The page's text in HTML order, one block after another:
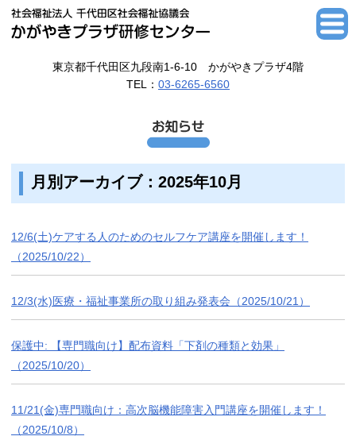
東京都千代田区九段南1-6-10 かがやきプラザ4階
TEL： 03-6265-6560
月別アーカイブ：2025年10月
12/6(土)ケアする人のためのセルフケア講座を開催します！
（2025/10/22）
12/3(水)医療・福祉事業所の取り組み発表会（2025/10/21）
保護中: 【専門職向け】配布資料「下剤の種類と効果」
（2025/10/20）
11/21(金)専門職向け：高次脳機能障害入門講座を開催します！
（2025/10/8）